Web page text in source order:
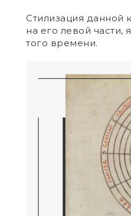
Стилизация данной
на его левой части,
того времени.